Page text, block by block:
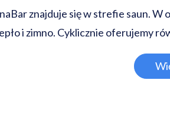
znajduje się w strefie saun. W
i zimno. Cyklicznie oferujemy